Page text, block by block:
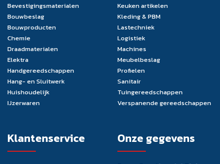
Bevestigingsmaterialen
Bouwbeslag
Bouwproducten
Chemie
Draadmaterialen
Elektra
Handgereedschappen
Hang- en Sluitwerk
Huishoudelijk
IJzerwaren
Keuken artikelen
Kleding & PBM
Lastechniek
Logistiek
Machines
Meubelbeslag
Profielen
Sanitair
Tuingereedschappen
Verspanende gereedschappen
Klantenservice Onze gegevens